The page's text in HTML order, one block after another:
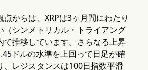
からは、XRPは3ヶ月間にわたり
（シンメトリカル・トライアング
で推移しています。さらなる上昇
ドルの水準を上回って日足が確
、レジスタンスは100日指数平滑